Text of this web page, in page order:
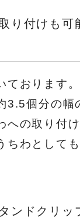
り付けも可
ております
3.5個分の幅
への取り付
ちわとして
ンドクリッ